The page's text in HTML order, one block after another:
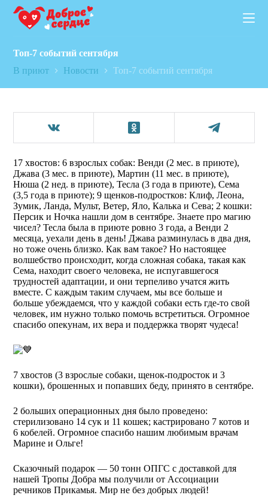
П
й
т
и
к
Топ-7 событий сентября
В приют
Новости Топ-7 событий сентября
17 хвостов: 6 взрослых собак: Венди (2 мес. в приюте),
Джава (3 мес. в приюте), Мартин (11 мес. в приюте),
Нюша (2 нед. в приюте), Тесла (3 года в приюте), Сема
(3,5 года в приюте); 9 щенков-подростков: Клиф, Леона,
Зумик, Ланда, Мульт, Ветер, Яло, Калька и Сева; 2 кошки:
Персик и Ночка нашли дом в сентябре. Знаете про магию
чисел? Тесла была в приюте ровно 3 года, а Венди 2
месяца, уехали день в день! Джава разминулась в два дня,
но тоже очень близко. Как вам такое? Но настоящее
волшебство происходит, когда сложная собака, такая как
Сема, находит своего человека, не испугавшегося
трудностей адаптации, и они терпеливо учатся жить
вместе. С каждым таким случаем, мы все больше и
больше убеждаемся, что у каждой собаки есть где-то свой
человек, им нужно только помочь встретиться. Огромное
спасибо опекунам, их вера и поддержка творят чудеса!
7 хвостов (3 взрослые собаки, щенок-подросток и 3
кошки), брошенных и попавших беду, принято в сентябре.
2 больших операционных дня было проведено:
стерилизовано 14 сук и 11 кошек; кастрировано 7 котов и
6 кобелей. Огромное спасибо нашим любимым врачам
Марине и Ольге!
Сказочный подарок — 50 тонн ОПГС с доставкой для
нашей Тропы Добра мы получили от Ассоциации
речников Прикамья. Мир не без добрых людей!